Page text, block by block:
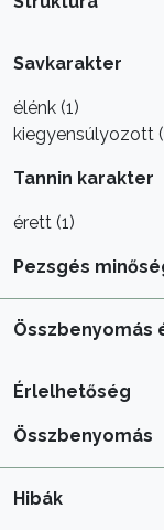
Savkarakter
élénk (1)
kiegyensúlyozott
Tannin karakter
érett (1)
Pezsgés
Összbenyomás
Érlelhetőség
Összbenyomás
Hibák